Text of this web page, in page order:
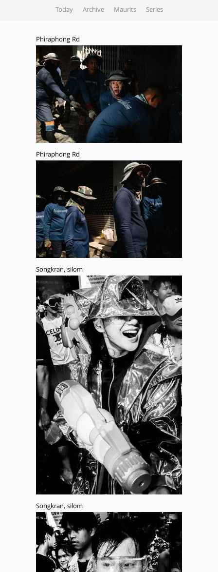
Today Archive Maurits Series
Phiraphong Rd
Phiraphong Rd
Songkran, silom
Songkran, silom